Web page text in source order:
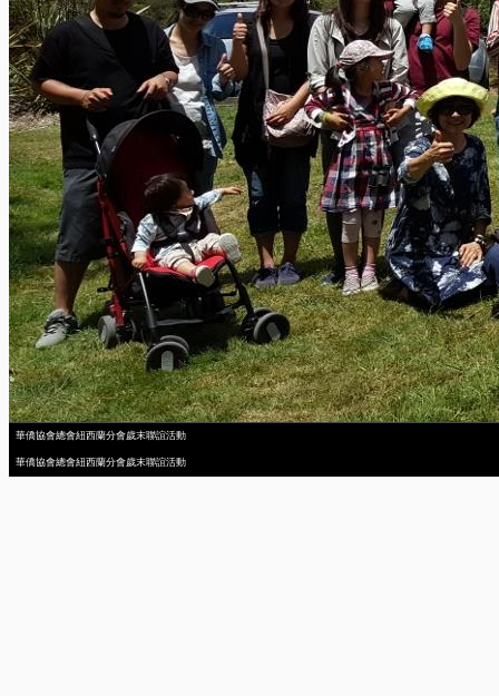
華僑協會總會紐西蘭分會歲末聯誼活動
華僑協會總會紐西蘭分會歲末聯誼活動